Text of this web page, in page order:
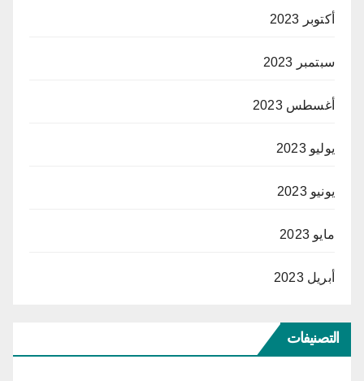
أكتوبر 2023
سبتمبر 2023
أغسطس 2023
يوليو 2023
يونيو 2023
مايو 2023
أبريل 2023
التصنيفات